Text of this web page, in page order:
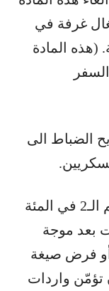
غرفة في
المادة
الضباط الى
أما المادة 63 المرتبطة بفرض رسم الـ2 في المئة
بعد موجة
أو فرض صيغة
تؤمّن واردات